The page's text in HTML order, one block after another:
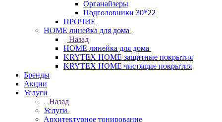
Органайзеры
Подголовники 30*22
ПРОЧИЕ
HOME линейка для дома
Назад
HOME линейка для дома
KRYTEX HOME защитные покрытия
KRYTEX HOME чистящие покрытия
Бренды
Акции
Услуги
Назад
Услуги
Архитектурное тонирование